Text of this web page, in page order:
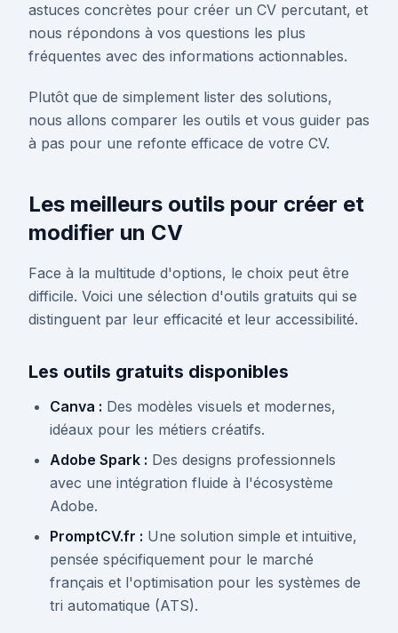
astuces concrètes pour créer un CV percutant, et
nous répondons à vos questions les plus
fréquentes avec des informations actionnables.
Plutôt que de simplement lister des solutions,
nous allons comparer les outils et vous guider pas
à pas pour une refonte efficace de votre CV.
Les meilleurs outils pour créer et
modifier un CV
Face à la multitude d'options, le choix peut être
difficile. Voici une sélection d'outils gratuits qui se
distinguent par leur efficacité et leur accessibilité.
Les outils gratuits disponibles
Canva : Des modèles visuels et modernes,
idéaux pour les métiers créatifs.
Adobe Spark : Des designs professionnels
avec une intégration fluide à l'écosystème
Adobe.
PromptCV.fr : Une solution simple et intuitive,
pensée spécifiquement pour le marché
français et l'optimisation pour les systèmes de
tri automatique (ATS).